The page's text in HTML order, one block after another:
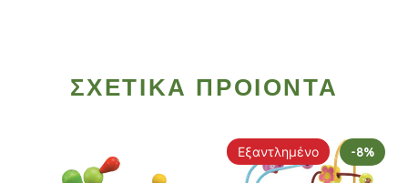
ΣΧΕΤΙΚΑ ΠΡΟΙΟΝΤΑ
Εξαντλημένο -8%